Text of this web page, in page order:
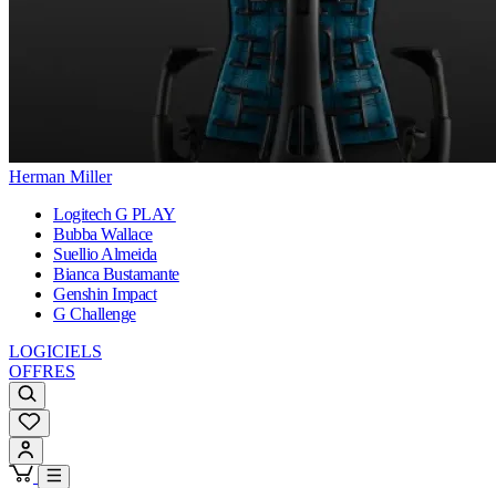
Herman Miller
Logitech G PLAY
Bubba Wallace
Suellio Almeida
Bianca Bustamante
Genshin Impact
G Challenge
LOGICIELS
OFFRES